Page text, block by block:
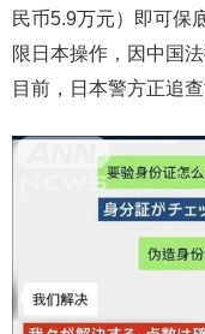
民币5.9万元）即可保
限日本操作，因中国
目前，日本警方正追